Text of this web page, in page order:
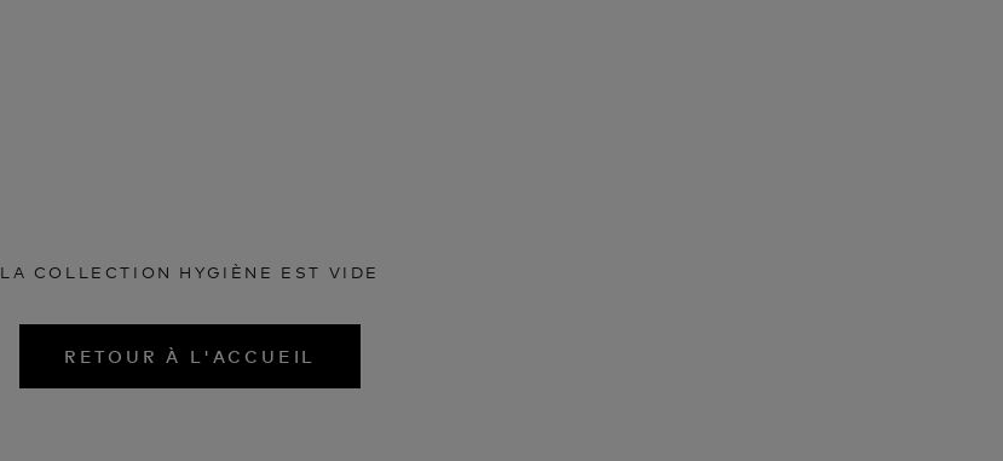
LA COLLECTION HYGIÈNE EST VIDE
RETOUR À L'ACCUEIL